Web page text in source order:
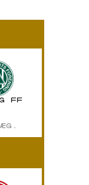
FF